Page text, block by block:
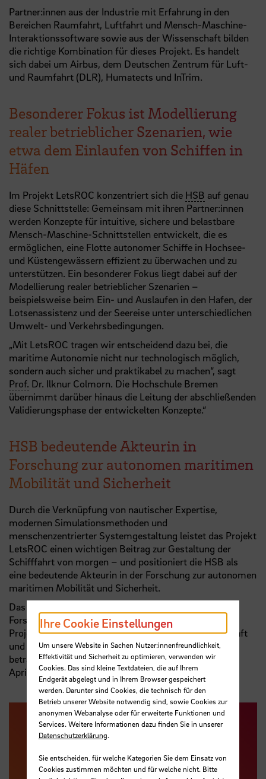
Partner:innen aus der Industrie mit Erfahrung in den
Bereichen Raumfahrt, Luftfahrt und Mensch-Maschine-
Interaktionssoftware sowie aus der Wissenschaft bilden
die richtige Kombination für dieses Projekt. Es handelt
sich dabei um Airbus, dem Deutschen Zentrum für Luft-
und Raumfahrt (DLR), Humatects und InTrim.
Besonderer Fokus ist Modellierung
realer betrieblicher Szenarien, wie
etwa dem Einlaufen von Schiffen in
Häfen
Im Projekt LetsROC konzentriert sich die HSB auf genau
diese Schnittstelle: Gemeinsam mit ihren Partner:innen
werden Konzepte für intuitive, sichere und belastbare
Mensch-Maschine-Schnittstellen entwickelt, die es
ermöglichen, eine Flotte autonomer Schiffe in Hochsee-
und Küstengewässern effizient zu überwachen und zu
unterstützen. Ein besonderer Fokus liegt dabei auf der
Modellierung realer betrieblicher Szenarien –
beispielsweise beim Ein- und Auslaufen in den Hafen, der
Lotsenassistenz und der Seereise unter unterschiedlichen
Umwelt- und Verkehrsbedingungen.
„Mit LetsROC tragen wir entscheidend dazu bei, die
maritime Autonomie nicht nur technologisch möglich,
sondern auch sicher und praktikabel zu machen“, sagt
Prof. Dr. Ilknur Colmorn. Die Hochschule Bremen
übernimmt darüber hinaus die Leitung der abschließenden
Validierungsphase der entwickelten Konzepte.“
HSB bedeutende Akteurin in
Forschung zur autonomen maritimen
Mobilität und Sicherheit
Durch die Verknüpfung von nautischer Expertise,
modernen Simulationsmethoden und
menschenzentrierter Systemgestaltung leistet das Projekt
LetsROC einen wichtigen Beitrag zur Gestaltung der
Schifffahrt von morgen – und positioniert die HSB als
eine bedeutende Akteurin in der Forschung zur autonomen
maritimen Mobilität und Sicherheit.
Das Projekt wird im Rahmen des maritimen
Forschungsprogramms vom Projektträger Jülich –
Projektträger für das Bundesministerium für Wirtschaft
und Energie – gefördert. Die Fördermittel für die HSB
betragen fast 650.000 Euro. Das Projekt läuft bis 30.
April 2028.
Ihre Cookie Einstellungen
Um unsere Website in Sachen Nutzer:innenfreundlichkeit,
Effektivität und Sicherheit zu optimieren, verwenden wir
Cookies. Das sind kleine Textdateien, die auf Ihrem
Endgerät abgelegt und in Ihrem Browser gespeichert
werden. Darunter sind Cookies, die technisch für den
Betrieb unserer Website notwendig sind, sowie Cookies zur
anonymen Webanalyse oder für erweiterte Funktionen und
Services. Weitere Informationen dazu finden Sie in unserer
Datenschutzerklärung.
Sie entscheiden, für welche Kategorien Sie dem Einsatz von
Cookies zustimmen möchten und für welche nicht. Bitte